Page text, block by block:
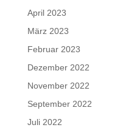
April 2023
März 2023
Februar 2023
Dezember 2022
November 2022
September 2022
Juli 2022